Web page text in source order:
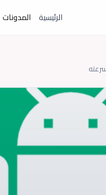
الرئيسية المدونات